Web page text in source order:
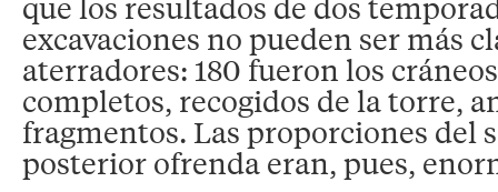
que los resultados de dos
excavaciones no pueden ser más
aterradores: 180 fueron los
completos, recogidos de la torre,
fragmentos. Las proporciones del
posterior ofrenda eran, pues,